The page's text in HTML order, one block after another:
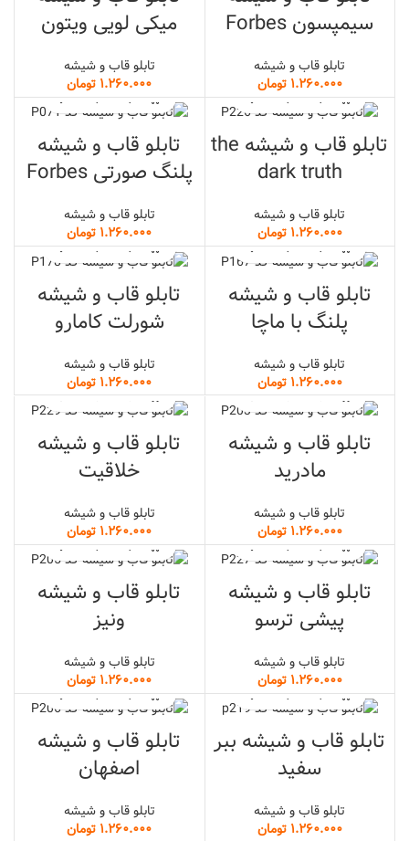
سیمپسون Forbes
تابلو قاب و شیشه
تومان
میکی لویی ویتون
تابلو قاب و شیشه
تومان
تابلو قاب و شیشه the
dark truth
تابلو قاب و شیشه
تومان
تابلو قاب و شیشه
پلنگ صورتی Forbes
تابلو قاب و شیشه
تومان
تابلو قاب و شیشه
پلنگ با ماچا
تابلو قاب و شیشه
تومان
تابلو قاب و شیشه
شورلت کامارو
تابلو قاب و شیشه
تومان
تابلو قاب و شیشه
مادرید
تابلو قاب و شیشه
تومان
تابلو قاب و شیشه
خلاقیت
تابلو قاب و شیشه
تومان
تابلو قاب و شیشه
پیشی ترسو
تابلو قاب و شیشه
تومان
تابلو قاب و شیشه
ونیز
تابلو قاب و شیشه
تومان
تابلو قاب و شیشه ببر
سفید
تابلو قاب و شیشه
تومان
تابلو قاب و شیشه
اصفهان
تابلو قاب و شیشه
تومان